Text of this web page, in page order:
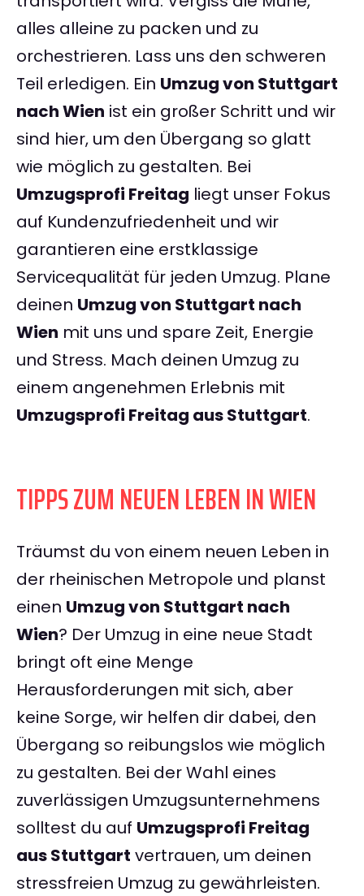
alles alleine zu packen und zu
orchestrieren. Lass uns den schweren
Teil erledigen. Ein Umzug von Stuttgart
nach Wien ist ein großer Schritt und wir
sind hier, um den Übergang so glatt
wie möglich zu gestalten. Bei
Umzugsprofi Freitag liegt unser Fokus
auf Kundenzufriedenheit und wir
garantieren eine erstklassige
Servicequalität für jeden Umzug. Plane
deinen Umzug von Stuttgart nach
Wien mit uns und spare Zeit, Energie
und Stress. Mach deinen Umzug zu
einem angenehmen Erlebnis mit
Umzugsprofi Freitag aus Stuttgart.
TIPPS ZUM NEUEN LEBEN IN WIEN
Träumst du von einem neuen Leben in
der rheinischen Metropole und planst
einen Umzug von Stuttgart nach
Wien? Der Umzug in eine neue Stadt
bringt oft eine Menge
Herausforderungen mit sich, aber
keine Sorge, wir helfen dir dabei, den
Übergang so reibungslos wie möglich
zu gestalten. Bei der Wahl eines
zuverlässigen Umzugsunternehmens
solltest du auf Umzugsprofi Freitag
aus Stuttgart vertrauen, um deinen
stressfreien Umzug zu gewährleisten.